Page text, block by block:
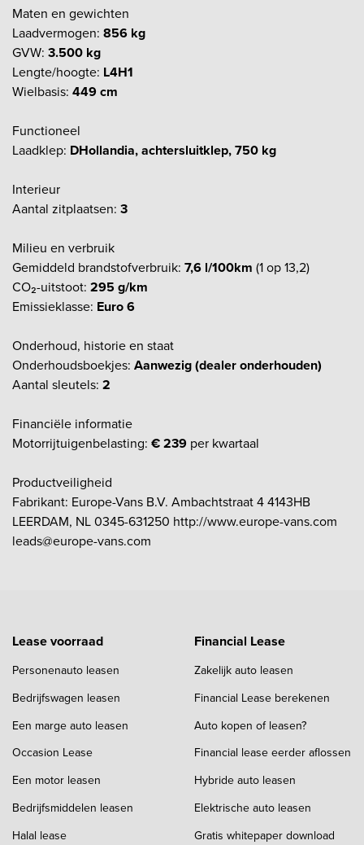
Maten en gewichten
Laadvermogen: 856 kg
GVW: 3.500 kg
Lengte/hoogte: L4H1
Wielbasis: 449 cm
Functioneel
Laadklep: DHollandia, achtersluitklep, 750 kg
Interieur
Aantal zitplaatsen: 3
Milieu en verbruik
Gemiddeld brandstofverbruik: 7,6 l/100km (1 op 13,2)
CO₂-uitstoot: 295 g/km
Emissieklasse: Euro 6
Onderhoud, historie en staat
Onderhoudsboekjes: Aanwezig (dealer onderhouden)
Aantal sleutels: 2
Financiële informatie
Motorrijtuigenbelasting: € 239 per kwartaal
Productveiligheid
Fabrikant: Europe-Vans B.V. Ambachtstraat 4 4143HB
LEERDAM, NL 0345-631250 http://www.europe-vans.com
leads@europe-vans.com
Lease voorraad
Personenauto leasen
Bedrijfswagen leasen
Een marge auto leasen
Occasion Lease
Een motor leasen
Bedrijfsmiddelen leasen
Halal lease
Financial Lease
Zakelijk auto leasen
Financial Lease berekenen
Auto kopen of leasen?
Financial lease eerder aflossen
Hybride auto leasen
Elektrische auto leasen
Gratis whitepaper download